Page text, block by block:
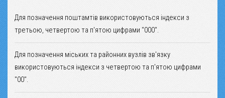
Для позначення поштамтів використовуються індекси з
третьою, четвертою та п'ятою цифрами "000".
Для позначення міських та районних вузлів зв'язку
використовуються індекси з четвертою та п'ятою цифрами
"00".